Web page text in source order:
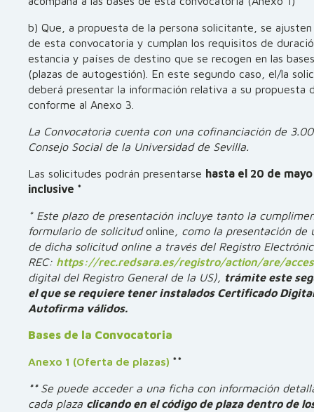
b) Que, a propuesta de la persona solicitante, se
de esta convocatoria y cumplan los requisitos de
estancia y países de destino que se recogen en las
(plazas de autogestión). En este segundo caso, el/la
deberá presentar la información relativa a su propuesta
conforme al Anexo 3.
La Convocatoria cuenta con una cofinanciación de
Consejo Social de la Universidad de Sevilla.
Las solicitudes podrán presentarse hasta el 20 de
inclusive *
* Este plazo de presentación incluye tanto la
formulario de solicitudonline, como la presentación de
de dicha solicitud online a través del Registro
REC: https://rec.redsara.es/registro/action/are/
digital del Registro General de la US), trámite este
el que se requiere tener instalados Certificado
Autofirma válidos.
Bases de la Convocatoria
Anexo 1 (Oferta de plazas) **
** Se puede acceder a una ficha con información
cada plaza clicando en el código de plaza dentro de